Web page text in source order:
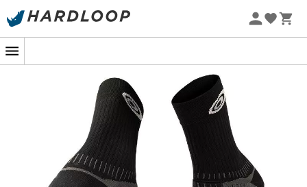
Promos d'été 🔥 -5 % EXTRA dès 2 produits* code Summer5
-5% Extra - Code Summer5